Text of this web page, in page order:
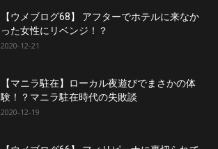
【ウメブログ68】 アフターでホテルに来なか
った女性にリベンジ！？
2020-12-21
【マニラ駐在】ローカル夜遊びでまさかの体
験！？マニラ駐在時代の失敗談
2020-12-19